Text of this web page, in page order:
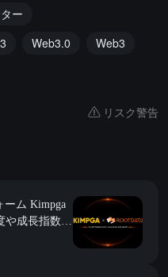
ー
Web3.0
Web3
リスク警告
ーム Kimpga
成長指数な
ことを発表